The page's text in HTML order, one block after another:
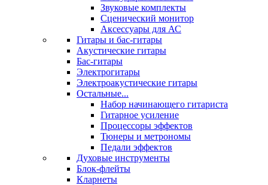
Звуковые комплекты
Сценический монитор
Аксессуары для АС
Гитары и бас-гитары
Акустические гитары
Бас-гитары
Электрогитары
Электроакустические гитары
Остальные...
Набор начинающего гитариста
Гитарное усиление
Процессоры эффектов
Тюнеры и метрономы
Педали эффектов
Духовые инструменты
Блок-флейты
Кларнеты